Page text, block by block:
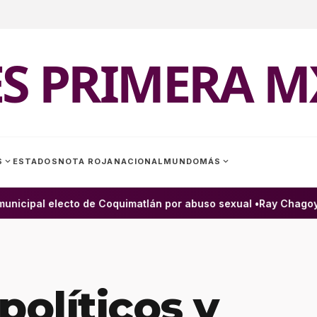
PRIMERA
expand_more ESTADOS NOTA ROJA NACIONAL MUNDOMÁS expand_more
electo de Coquimatlán por abuso sexual •Ray Chagoya